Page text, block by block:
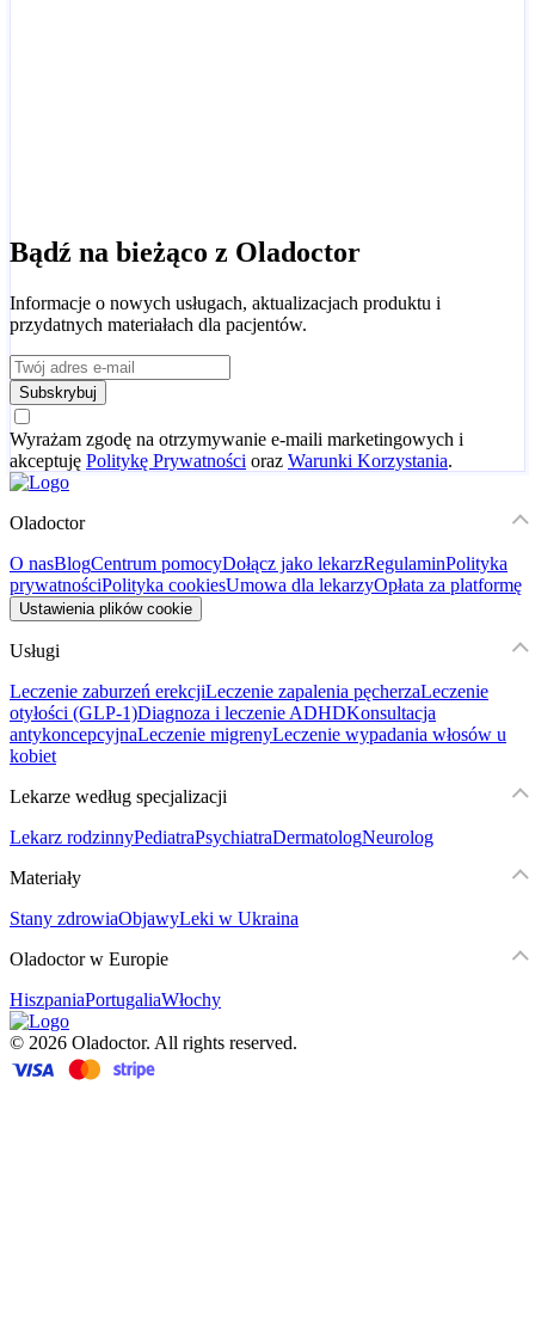
Bądź na bieżąco z Oladoctor
Informacje o nowych usługach, aktualizacjach produktu i
przydatnych materiałach dla pacjentów.
Subskrybuj
Wyrażam zgodę na otrzymywanie e-maili marketingowych i
akceptuję Politykę Prywatności oraz Warunki Korzystania.
Oladoctor
O nasBlogCentrum pomocyDołącz jako lekarzRegulaminPolityka
prywatnościPolityka cookiesUmowa dla lekarzyOpłata za platformę
Ustawienia plików cookie
Usługi
Leczenie zaburzeń erekcjiLeczenie zapalenia pęcherzaLeczenie
otyłości (GLP-1)Diagnoza i leczenie ADHDKonsultacja
antykoncepcyjnaLeczenie migrenyLeczenie wypadania włosów u
kobiet
Lekarze według specjalizacji
Lekarz rodzinnyPediatraPsychiatraDermatologNeurolog
Materiały
Stany zdrowiaObjawyLeki w Ukraina
Oladoctor w Europie
HiszpaniaPortugaliaWłochy
© 2026 Oladoctor. All rights reserved.